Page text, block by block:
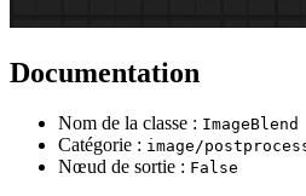
Documentation
Nom de la classe : ImageBlend
Catégorie : image/
Nœud de sortie : False